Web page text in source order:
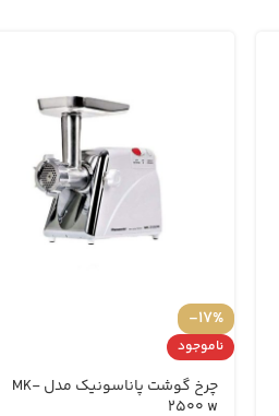
-17%
ناموجود
چرخ گوشت پاناسونیک مدل MK-
2500 w